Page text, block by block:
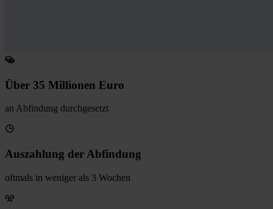
Über 35 Millionen Euro
an Abfindung durchgesetzt
Auszahlung der Abfindung
oftmals in weniger als 3 Wochen